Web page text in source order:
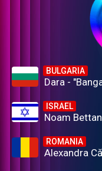
BULGARIA
Dara -
ISRAEL
Noam
ROMANIA
Alexandra